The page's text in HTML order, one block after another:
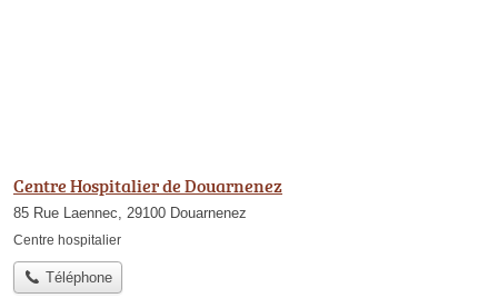
Centre Hospitalier de Douarnenez
85 Rue Laennec, 29100 Douarnenez
Centre hospitalier
Téléphone